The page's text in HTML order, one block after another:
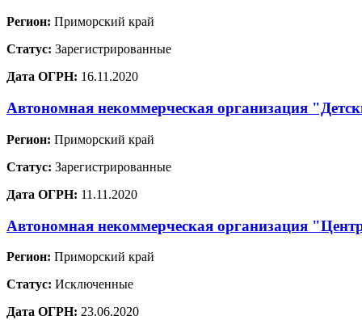
Регион: Приморский край
Статус: Зарегистрированные
Дата ОГРН: 16.11.2020
Автономная некоммерческая организация
Регион: Приморский край
Статус: Зарегистрированные
Дата ОГРН: 11.11.2020
Автономная некоммерческая организация
Регион: Приморский край
Статус: Исключенные
Дата ОГРН: 23.06.2020